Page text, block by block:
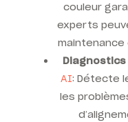
couleur
experts
AI: Détecte
les